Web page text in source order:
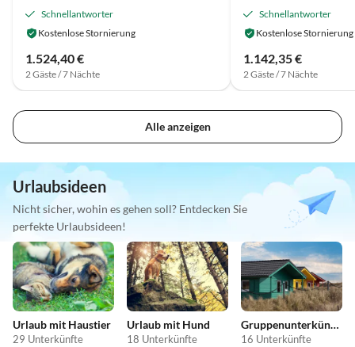
Schnellantworter
Kostenlose Stornierung
1.524,40 €
2 Gäste / 7 Nächte
Schnellantworter
Kostenlose Stornierung
1.142,35 €
2 Gäste / 7 Nächte
Alle anzeigen
Urlaubsideen
Nicht sicher, wohin es gehen soll? Entdecken Sie
perfekte Urlaubsideen!
Urlaub mit Haustier
29 Unterkünfte
Urlaub mit Hund
18 Unterkünfte
Gruppenunterkünfte
16 Unterkünfte